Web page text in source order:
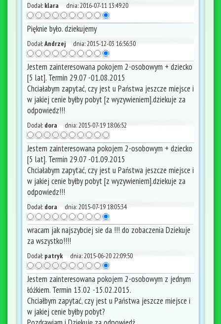
Dodał: klara dnia:2016-07-11 13:49:20
Pięknie było. dziekujemy
Dodał:Andrzej dnia:2015-12-03 16:56:30
Jestem zainteresowana pokojem 2-osobowym + dziecko
[5 lat]. Termin 29.07 -01.08.2015
Chciałabym zapytać, czy jest u Państwa jeszcze miejsce i
w jakiej cenie byłby pobyt [z wyzywieniem].dziekuje za
odpowiedz!!!
Dodał: dora dnia:2015-07-19 18:06:52
Jestem zainteresowana pokojem 2-osobowym + dziecko
[5 lat]. Termin 29.07 -01.09.2015
Chciałabym zapytać, czy jest u Państwa jeszcze miejsce i
w jakiej cenie byłby pobyt [z wyzywieniem].dziekuje za
odpowiedz!!!
Dodał: dora dnia:2015-07-19 18:05:34
wracam jak najszybciej sie da !!! do zobaczenia Dziekuje
za wszystko!!!!
Dodał: patryk dnia:2015-06-20 22:09:50
Jestem zainteresowana pokojem 2-osobowym z jednym
łóżkiem. Termin 13.02 -15.02.2015.
Chciałbym zapytać, czy jest u Państwa jeszcze miejsce i
w jakiej cenie byłby pobyt?